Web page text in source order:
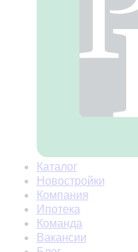
Каталог
Новостройки
Компания
Ипотека
Команда
Вакансии